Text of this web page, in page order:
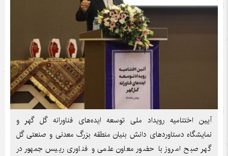
آیین اختتامیه رویداد ملی توسعه ایده‌های فناورانه گل گهر و
نمایشگاه دستاوردهای دانش بنیان منطقه بزرگ معدنی و صنعتی گل
گهر صبح امروز با حضور معاون علمی و فناوری رییس جمهور در